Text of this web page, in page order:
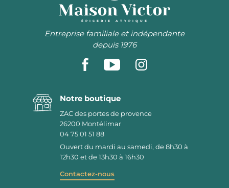
ÉPICERIE ATYPIQUE
Entreprise familiale et indépendante
depuis 1976
Notre boutique
ZAC des portes de provence
26200 Montélimar
04 75 01 51 88
Ouvert du mardi au samedi, de 8h30 à
12h30 et de 13h30 à 16h30
Contactez-nous